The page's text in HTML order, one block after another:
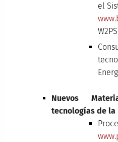
el
W2PS
Nuevos
tecnologías de la